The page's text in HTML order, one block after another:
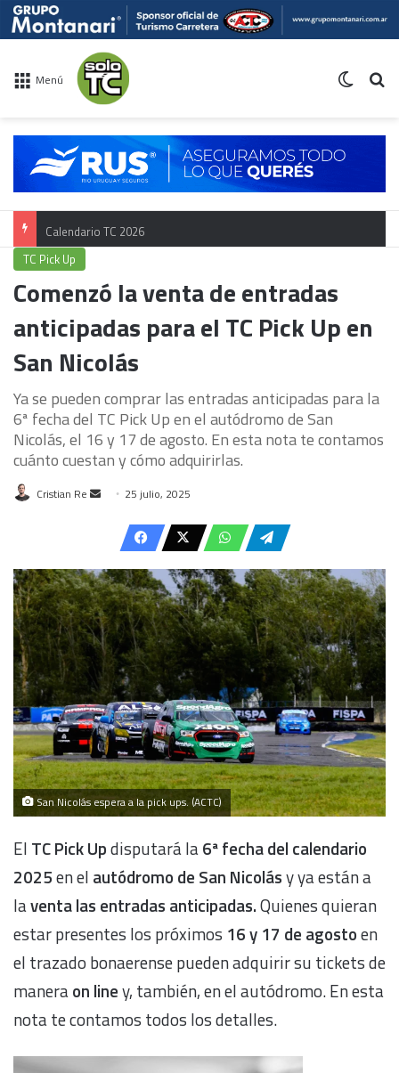
Menú
Calendario TC 2026
TC Pick Up
Comenzó la venta de entradas
anticipadas para el TC Pick Up en
San Nicolás
Ya se pueden comprar las entradas anticipadas para la
6ª fecha del TC Pick Up en el autódromo de San
Nicolás, el 16 y 17 de agosto. En esta nota te contamos
cuánto cuestan y cómo adquirirlas.
Cristian Re
Send
email
25 julio, 2025
San Nicolás espera a la pick ups. (ACTC)
El TC Pick Updisputará la6ª fecha del calendario
2025en el autódromo de San Nicolásy ya están a
laventa las entradas anticipadas.Quienes quieran
estar presentes los próximos 16 y 17 de agostoen
el trazado bonaerense pueden adquirir su tickets de
maneraon liney, también, en el autódromo. En esta
nota te contamos todos los detalles.